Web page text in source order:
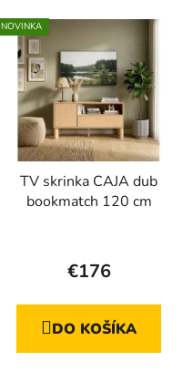
NOVINKA
TV skrinka CAJA dub
bookmatch 120 cm
€176
DO KOŠÍKA